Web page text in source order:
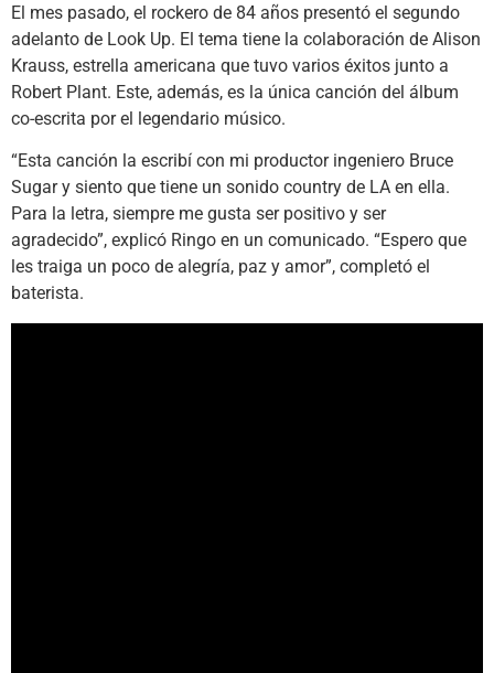
El mes pasado, el rockero de 84 años presentó el segundo
adelanto de Look Up. El tema tiene la colaboración de Alison
Krauss, estrella americana que tuvo varios éxitos junto a
Robert Plant. Este, además, es la única canción del álbum
co-escrita por el legendario músico.
“Esta canción la escribí con mi productor ingeniero Bruce
Sugar y siento que tiene un sonido country de LA en ella.
Para la letra, siempre me gusta ser positivo y ser
agradecido”, explicó Ringo en un comunicado. “Espero que
les traiga un poco de alegría, paz y amor”, completó el
baterista.